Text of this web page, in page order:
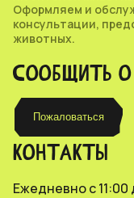
Оформляем и
консультации,
животных.
СООБЩИТЬ
Пожаловаться
КОНТАКТЫ
Ежедневно с 11:00